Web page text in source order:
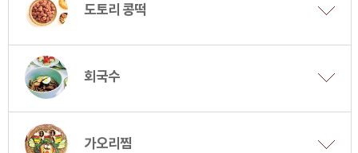
도토리 콩떡
회국수
가오리찜